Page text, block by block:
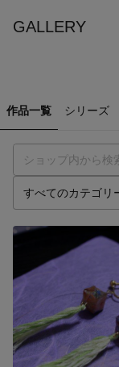
GALLERY
作品一覧 シリーズ